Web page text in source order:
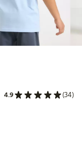
kr kr
4.9 (34)
pris senaste 30